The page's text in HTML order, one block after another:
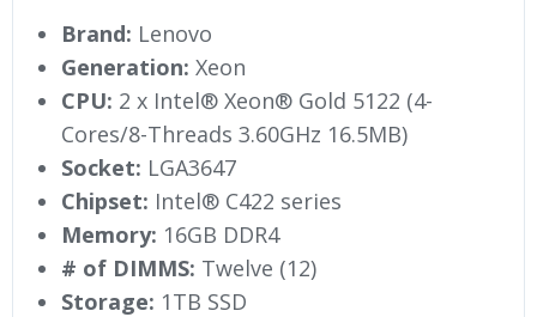
Brand: Lenovo
Generation: Xeon
CPU: 2 x Intel® Xeon® Gold 5122 (4-
Cores/8-Threads 3.60GHz 16.5MB)
Socket: LGA3647
Chipset: Intel® C422 series
Memory: 16GB DDR4
# of DIMMS: Twelve (12)
Storage: 1TB SSD